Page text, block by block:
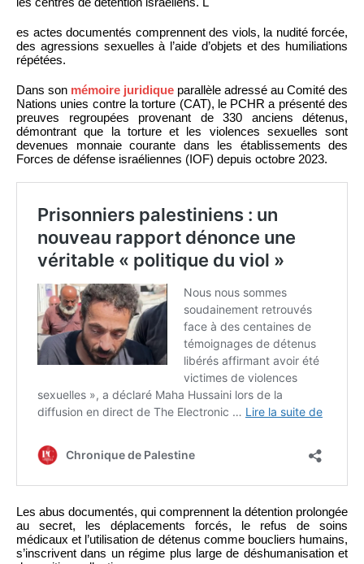
es actes documentés comprennent des viols, la nudité forcée,
des agressions sexuelles à l’aide d’objets et des humiliations
répétées.
Dans son mémoire juridique parallèle adressé au Comité des
Nations unies contre la torture (CAT), le PCHR a présenté des
preuves regroupées provenant de 330 anciens détenus,
démontrant que la torture et les violences sexuelles sont
devenues monnaie courante dans les établissements des
Forces de défense israéliennes (IOF) depuis octobre 2023.
Les abus documentés, qui comprennent la détention prolongée
au secret, les déplacements forcés, le refus de soins
médicaux et l’utilisation de détenus comme boucliers humains,
s’inscrivent dans un régime plus large de déshumanisation et